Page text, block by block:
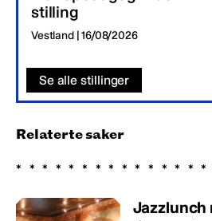
stilling
Vestland | 16/08/2026
Se alle stillinger
Relaterte saker
Jazzlunch